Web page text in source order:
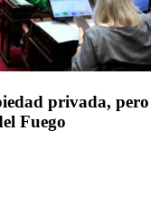
privada, pero
Fuego